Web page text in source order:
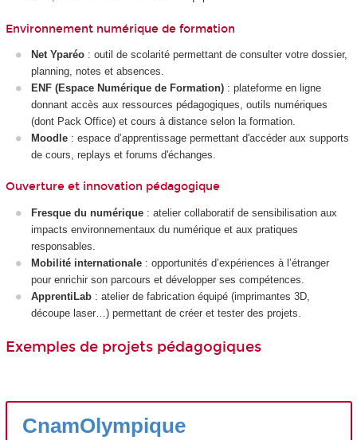
Environnement numérique de formation
Net Yparéo : outil de scolarité permettant de consulter votre dossier,
planning, notes et absences.
ENF (Espace Numérique de Formation) : plateforme en ligne
donnant accès aux ressources pédagogiques, outils numériques
(dont Pack Office) et cours à distance selon la formation.
Moodle : espace d’apprentissage permettant d'accéder aux supports
de cours, replays et forums d'échanges.
Ouverture et innovation pédagogique
Fresque du numérique : atelier collaboratif de sensibilisation aux
impacts environnementaux du numérique et aux pratiques
responsables.
Mobilité internationale : opportunités d’expériences à l’étranger
pour enrichir son parcours et développer ses compétences.
ApprentiLab : atelier de fabrication équipé (imprimantes 3D,
découpe laser…) permettant de créer et tester des projets.
Exemples de projets pédagogiques
CnamOlympique